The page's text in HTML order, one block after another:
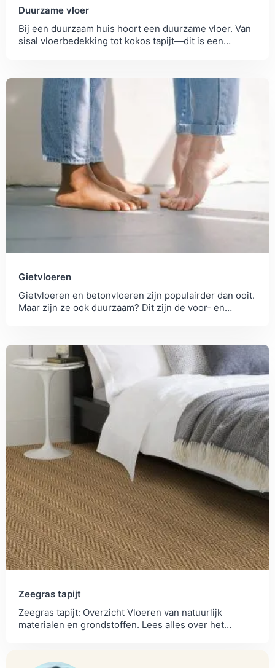
Duurzame vloer
Bij een duurzaam huis hoort een duurzame vloer. Van
sisal vloerbedekking tot kokos tapijt—dit is een
Gietvloeren
Gietvloeren en betonvloeren zijn populairder dan ooit.
Maar zijn ze ook duurzaam? Dit zijn de voor- en
Zeegras tapijt
Zeegras tapijt: Overzicht Vloeren van natuurlijk
materialen en grondstoffen. Lees alles over het